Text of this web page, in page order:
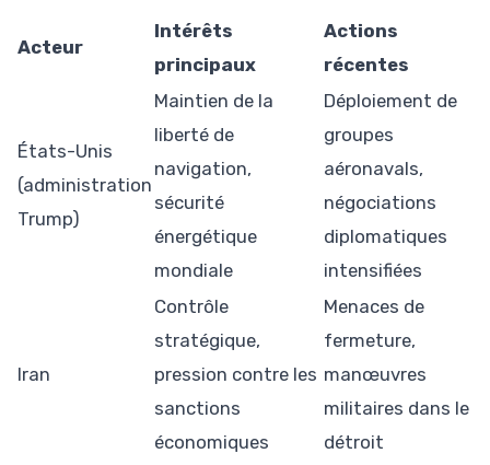
Acteur
Intérêts
principaux
Actions
récentes
États-Unis
(administration
Trump)
Maintien de la
liberté de
navigation,
sécurité
énergétique
mondiale
Déploiement de
groupes
aéronavals,
négociations
diplomatiques
intensifiées
Iran
Contrôle
stratégique,
pression contre les
sanctions
économiques
Menaces de
fermeture,
manœuvres
militaires dans le
détroit